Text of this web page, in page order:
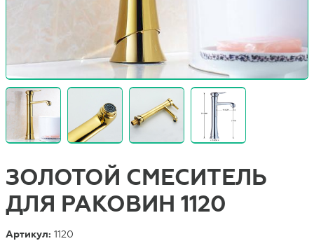
ЗОЛОТОЙ СМЕСИТЕЛЬ
ДЛЯ РАКОВИН 1120
Артикул:1120